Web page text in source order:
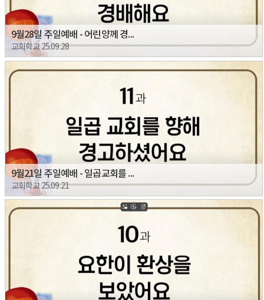
9월28일 주일예배 - 어린양께 경...
교회학교 25.09.28
9월21일 주일예배 - 일곱교회를 ...
교회학교 25.09.21